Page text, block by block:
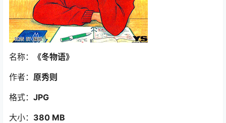
名称： 《冬物语》
作者： 原秀则
格式： JPG
大小： 380 MB